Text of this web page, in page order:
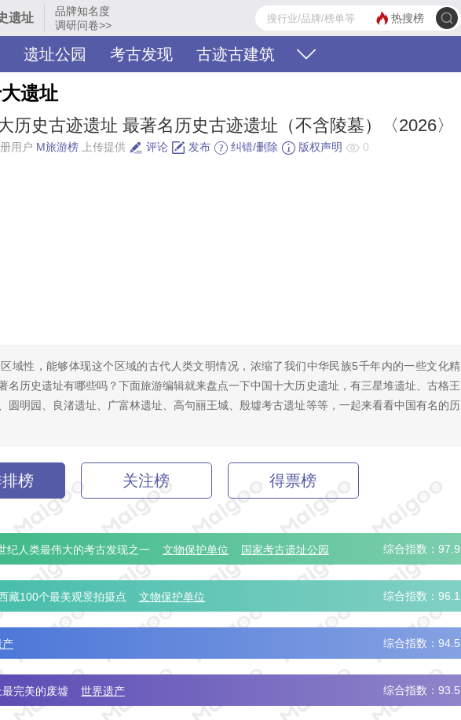
遗址
品牌知名度
调研问卷>>
热搜榜
遗址公园 考古发现 古迹古建筑
遗址
历史古迹遗址 最著名历史古迹遗址（不含陵墓）〈2026〉
用户 M旅游榜 上传提供 评论 发布 纠错/删除 版权声明 0
域性，能够体现这个区域的古代人类文明情况，浓缩了我们中华民族5千年内的一些文化精
名历史遗址有哪些吗？下面旅游编辑就来盘点一下中国十大历史遗址，有三星堆遗址、古格王
圆明园、良渚遗址、广富林遗址、高句丽王城、殷墟考古遗址等等，一起来看看中国有名的历
榜 关注榜 得票榜
纪人类最伟大的考古发现之一 文物保护单位 国家考古遗址公园 综合指数：97.9
藏100个最美观景拍摄点 文物保护单位 综合指数：96.1
产 综合指数：94.5
完美的废墟 世界遗产 综合指数：93.5